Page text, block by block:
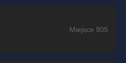
Miejsce 905